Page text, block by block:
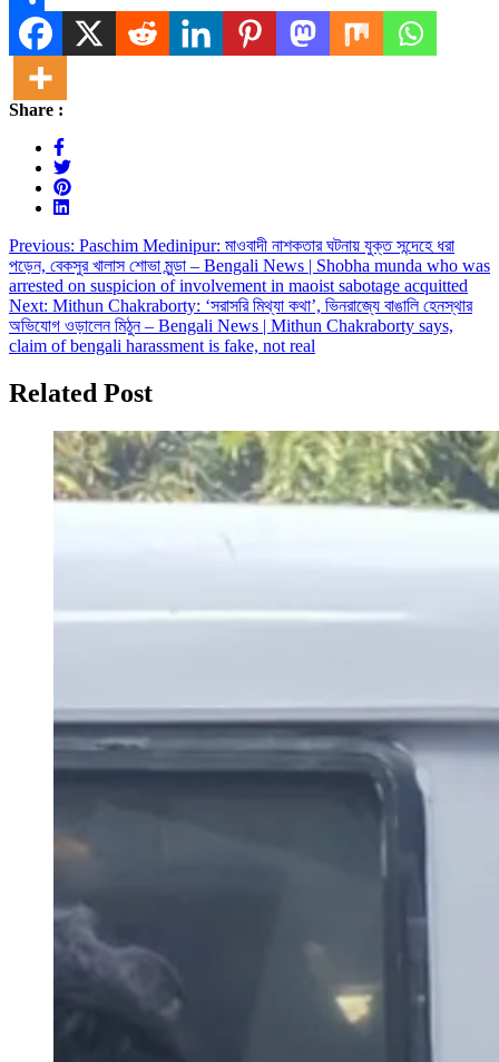
Share
Share :
Post
navigation
Previous: Paschim Medinipur: মাওবাদী নাশকতার ঘটনায় যুক্ত সন্দেহে ধরা
পড়েন, বেকসুর খালাস শোভা মুন্ডা – Bengali News | Shobha munda who was
arrested on suspicion of involvement in maoist sabotage acquitted
Next: Mithun Chakraborty: ‘সরাসরি মিথ্যা কথা’, ভিনরাজ্যে বাঙালি হেনস্থার
অভিযোগ ওড়ালেন মিঠুন – Bengali News | Mithun Chakraborty says,
claim of bengali harassment is fake, not real
Related Post